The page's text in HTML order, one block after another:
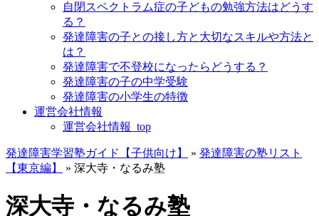
自閉スペクトラム症の子どもの勉強方法はどうす
る？
発達障害の子との接し方と大切なスキルや方法と
は？
発達障害で不登校になったらどうする？
発達障害の子の中学受験
発達障害の小学生の特徴
運営会社情報
運営会社情報_top
発達障害学習塾ガイド【子供向け】 » 発達障害の塾リスト
【東京編】
» 深大寺・なるみ塾
深大寺・なるみ塾